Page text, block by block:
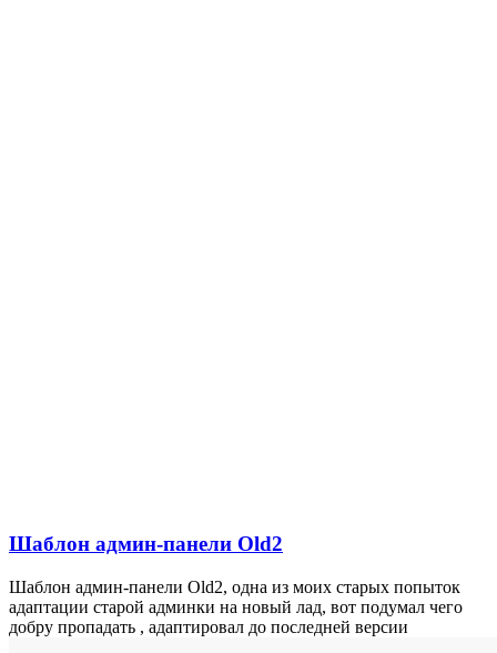
Шаблон админ-панели Old2
Шаблон админ-панели Old2, одна из моих старых попыток
адаптации старой админки на новый лад, вот подумал чего
добру пропадать , адаптировал до последней версии